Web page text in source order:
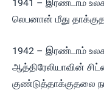
1941 – இரண்டாம்
லெபனான் மீது
1942 – இரண்டாம்
ஆத்திரேலியாவின்
குண்டுத்தாக்குதலை